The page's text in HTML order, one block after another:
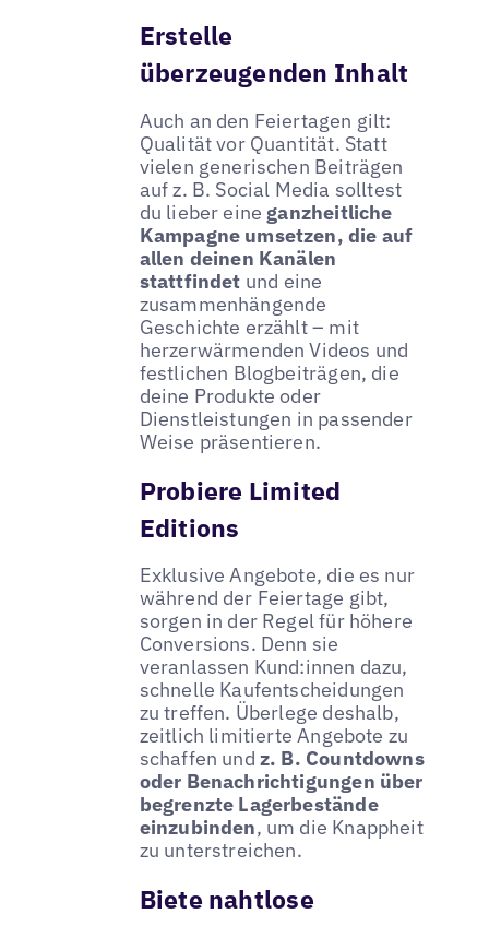
Erstelle
überzeugenden Inhalt
Auch an den Feiertagen gilt:
Qualität vor Quantität. Statt
vielen generischen Beiträgen
auf z. B. Social Media solltest
du lieber eineganzheitliche
Kampagne umsetzen, die auf
allen deinen Kanälen
stattfindet und eine
zusammenhängende
Geschichte erzählt – mit
herzerwärmenden Videos und
festlichen Blogbeiträgen, die
deine Produkte oder
Dienstleistungen in passender
Weise präsentieren.
Probiere Limited
Editions
Exklusive Angebote, die es nur
während der Feiertage gibt,
sorgen in der Regel für höhere
Conversions. Denn sie
veranlassen Kund:innen dazu,
schnelle Kaufentscheidungen
zu treffen. Überlege deshalb,
zeitlich limitierte Angebote zu
schaffen und z. B. Countdowns
oder Benachrichtigungen über
begrenzte Lagerbestände
einzubinden, um die Knappheit
zu unterstreichen.
Biete nahtlose